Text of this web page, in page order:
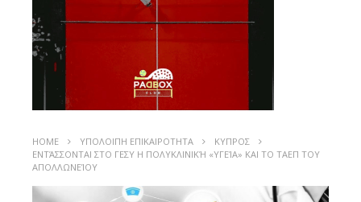
HOME ΥΠΟΛΟΙΠΗ ΕΠΙΚΑΙΡΟΤΗΤΑ
ΚΥΠΡΟΣ
ΕΝΤΆΣΣΟΝΤΑΙ ΣΤΟ ΓΕΣΥ Η ΠΟΛΥΚΛΙΝΙΚΉ «ΥΓΕΊΑ» ΚΑΙ ΤΟ ΤΑΕΠ ΤΟΥ
ΑΠΟΛΛΩΝΕΊΟΥ